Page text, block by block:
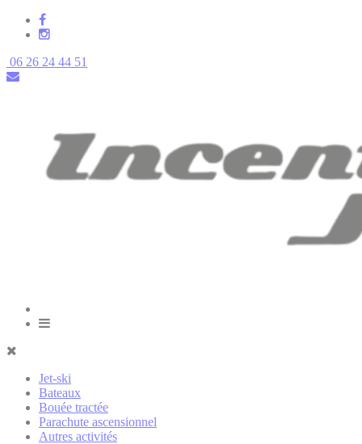
06 26 24 44 51
Jet-ski
Bateaux
Bouée tractée
Parachute ascensionnel
Autres activités